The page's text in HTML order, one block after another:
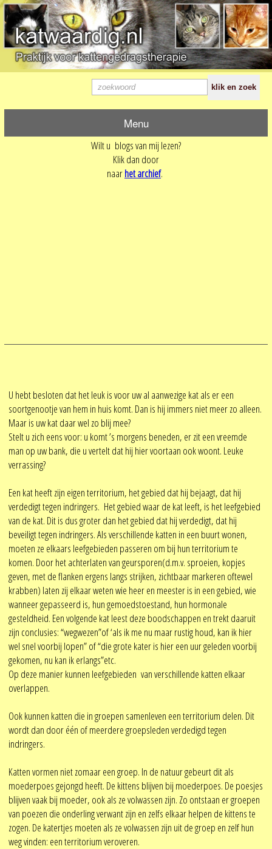
Menu
Wilt u blogs van mij lezen?
Klik dan door
naarhet archief.
U hebt besloten dat het leuk is voor uw al aanwezige kat als er een
soortgenootje van hem in huis komt. Dan is hij immers niet meer zo alleen.
Maar is uw kat daar wel zo blij mee?
Stelt u zich eens voor: u komt ’s morgens beneden, er zit een vreemde
man op uw bank, die u vertelt dat hij hier voortaan ook woont. Leuke
verrassing?
Een kat heeft zijn eigen territorium, het gebied dat hij bejaagt, dat hij
verdedigt tegen indringers. Het gebied waar de kat leeft, is het leefgebied
van de kat. Dit is dus groter dan het gebied dat hij verdedigt, dat hij
beveiligt tegen indringers. Als verschillende katten in een buurt wonen,
moeten ze elkaars leefgebieden passeren om bij hun territorium te
komen. Door het achterlaten van geursporen(d.m.v. sproeien, kopjes
geven, met de flanken ergens langs strijken, zichtbaar markeren oftewel
krabben) laten zij elkaar weten wie heer en meester is in een gebied, wie
wanneer gepasseerd is, hun gemoedstoestand, hun hormonale
gesteldheid. Een volgende kat leest deze boodschappen en trekt daaruit
zijn conclusies: “wegwezen”of ‘als ik me nu maar rustig houd, kan ik hier
wel snel voorbij lopen” of “die grote kater is hier een uur geleden voorbij
gekomen, nu kan ik erlangs”etc.
Op deze manier kunnen leefgebieden van verschillende katten elkaar
overlappen.
Ook kunnen katten die in groepen samenleven een territorium delen. Dit
wordt dan door één of meerdere groepsleden verdedigd tegen
indringers.
Katten vormen niet zomaar een groep. In de natuur gebeurt dit als
moederpoes gejongd heeft. De kittens blijven bij moederpoes. De poesjes
blijven vaak bij moeder, ook als ze volwassen zijn. Zo ontstaan er groepen
van poezen die onderling verwant zijn en zelfs elkaar helpen de kittens te
zogen. De katertjes moeten als ze volwassen zijn uit de groep en zelf hun
weg vinden: een territorium veroveren.